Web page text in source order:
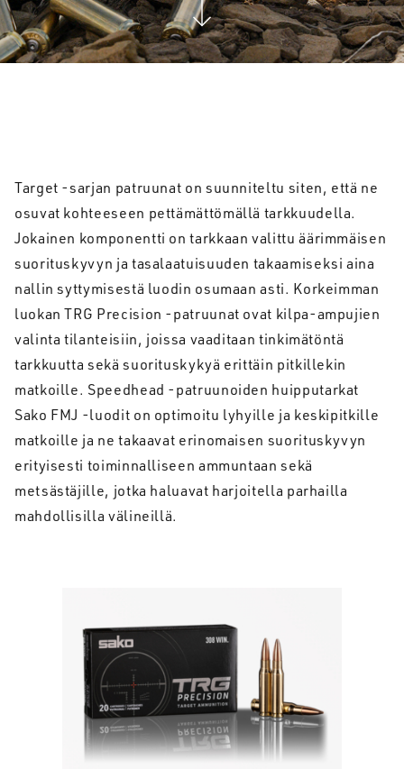
Target -sarjan patruunat on suunniteltu siten, että ne
osuvat kohteeseen pettämättömällä tarkkuudella.
Jokainen komponentti on tarkkaan valittu äärimmäisen
suorituskyvyn ja tasalaatuisuuden takaamiseksi aina
nallin syttymisestä luodin osumaan asti. Korkeimman
luokan TRG Precision -patruunat ovat kilpa-ampujien
valinta tilanteisiin, joissa vaaditaan tinkimätöntä
tarkkuutta sekä suorituskykyä erittäin pitkillekin
matkoille. Speedhead -patruunoiden huipputarkat
Sako FMJ -luodit on optimoitu lyhyille ja keskipitkille
matkoille ja ne takaavat erinomaisen suorituskyvyn
erityisesti toiminnalliseen ammuntaan sekä
metsästäjille, jotka haluavat harjoitella parhailla
mahdollisilla välineillä.